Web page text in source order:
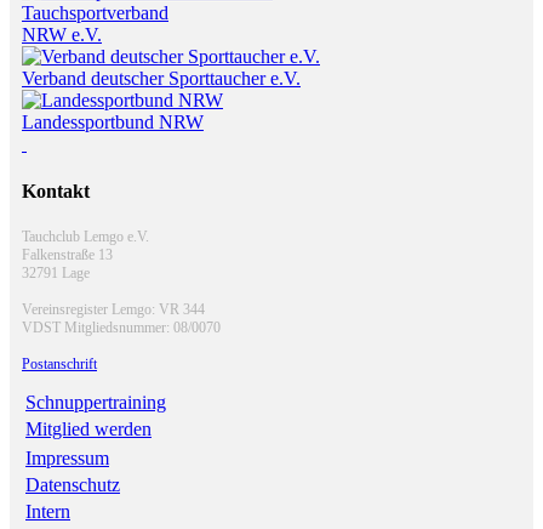
Tauchsportverband
NRW e.V.
Verband deutscher Sporttaucher e.V.
Landessportbund NRW
Kontakt
Tauchclub Lemgo e.V.
Falkenstraße 13
32791 Lage
Vereinsregister Lemgo: VR 344
VDST Mitgliedsnummer: 08/0070
Postanschrift
Schnuppertraining
Mitglied werden
Impressum
Datenschutz
Intern